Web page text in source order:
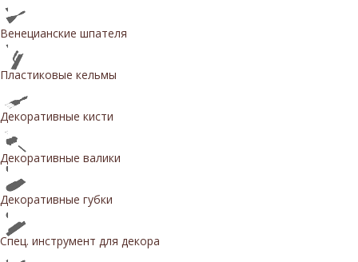
Венецианские шпателя
Пластиковые кельмы
Декоративные кисти
Декоративные валики
Декоративные губки
Спец. инструмент для декора